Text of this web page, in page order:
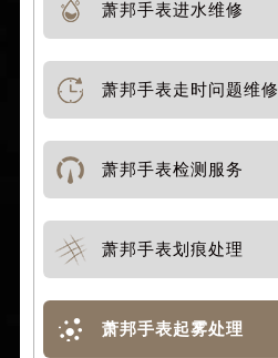
萧邦手表进水维修
萧邦手表走时问题维修
萧邦手表检测服务
萧邦手表划痕处理
萧邦手表起雾处理